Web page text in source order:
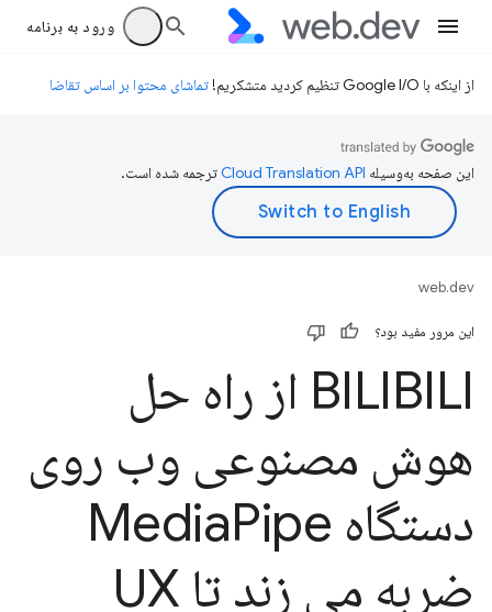
ورود به برنامه
از اینکه با Google I/O تنظیم کردید متشکریم! تماشای محتوا بر اساس تقاضا
این صفحه به‌وسیله ترجمه شده است.
web.dev
این مرور مفید بود؟
BILIBILI از راه حل
هوش مصنوعی وب روی
دستگاه Media Pipe
ضربه می زند تا UX